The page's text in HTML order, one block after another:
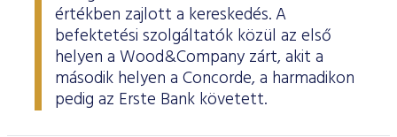
értékben zajlott a kereskedés. A
befektetési szolgáltatók közül az első
helyen a Wood&Company zárt, akit a
második helyen a Concorde, a harmadikon
pedig az Erste Bank követett.